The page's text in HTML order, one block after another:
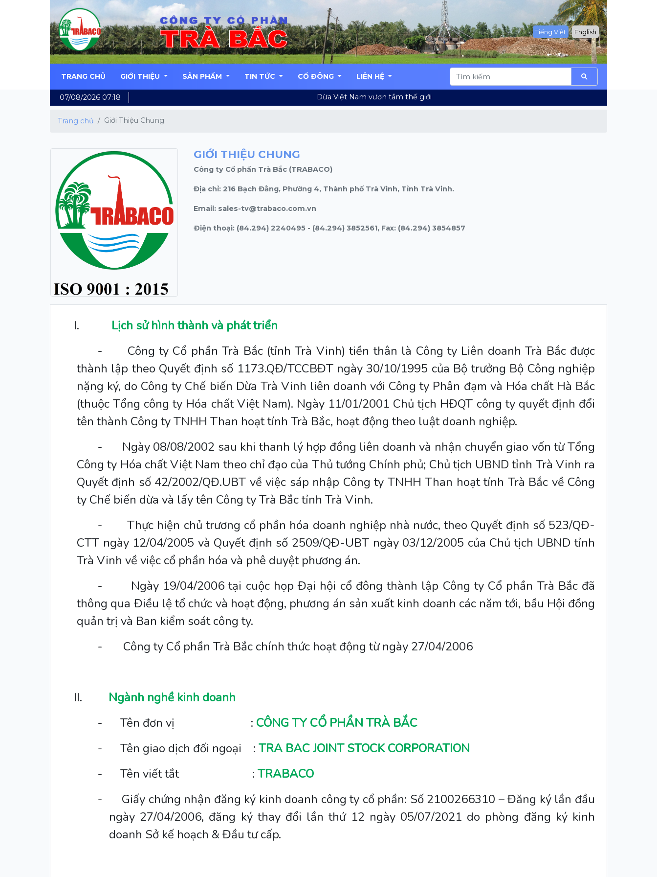
Tiếng Việt English
TRANG CHỦ GIỚI THIỆU SẢN PHẨM TIN TỨC CỔ ĐÔNG LIÊN HỆ
07/08/2026 07:18 Dừa Việt Nam vươn tầm thế giới
Trang chủ Giới Thiệu Chung
GIỚI THIỆU CHUNG
Công ty Cổ phần Trà Bắc (TRABACO)
Địa chỉ: 216 Bạch Đằng, Phường 4, Thành phố Trà Vinh, Tỉnh Trà Vinh.
Email: sales-tv@trabaco.com.vn
Ðiện thoại: (84.294) 2240495 - (84.294) 3852561, Fax: (84.294) 3854857
I.
Lịch sử hình thành và phát triển
-
Công ty Cổ phần Trà Bắc (tỉnh Trà Vinh) tiền thân là Công ty Liên doanh Trà Bắc được
thành lập theo Quyết định số 1173.QĐ/TCCBĐT ngày 30/10/1995 của Bộ trưởng Bộ Công nghiệp
nặng ký, do Công ty Chế biến Dừa Trà Vinh liên doanh với Công ty Phân đạm và Hóa chất Hà Bắc
(thuộc Tổng công ty Hóa chất Việt Nam). Ngày 11/01/2001 Chủ tịch HĐQT công ty quyết định đổi
tên thành Công ty TNHH Than hoạt tính Trà Bắc, hoạt động theo luật doanh nghiệp.
-
Ngày 08/08/2002 sau khi thanh lý hợp đồng liên doanh và nhận chuyển giao vốn từ Tổng
Công ty Hóa chất Việt Nam theo chỉ đạo của Thủ tướng Chính phủ; Chủ tịch UBND tỉnh Trà Vinh ra
Quyết định số 42/2002/QĐ.UBT về việc sáp nhập Công ty TNHH Than hoạt tính Trà Bắc về Công
ty Chế biến dừa và lấy tên Công ty Trà Bắc tỉnh Trà Vinh.
-
Thực hiện chủ trương cổ phần hóa doanh nghiệp nhà nước, theo Quyết định số 523/QĐ-
CTT ngày 12/04/2005 và Quyết định số 2509/QĐ-UBT ngày 03/12/2005 của Chủ tịch UBND tỉnh
Trà Vinh về việc cổ phần hóa và phê duyệt phương án.
-
Ngày 19/04/2006 tại cuộc họp Đại hội cổ đông thành lập Công ty Cổ phần Trà Bắc đã
thông qua Điều lệ tổ chức và hoạt động, phương án sản xuất kinh doanh các năm tới, bầu Hội đồng
quản trị và Ban kiểm soát công ty.
-
Công ty Cổ phần Trà Bắc chính thức hoạt động từ ngày 27/04/2006
II.
Ngành nghề kinh doanh
-
Tên đơn vị : CÔNG TY CỔ PHẦN TRÀ BẮC
-
Tên giao dịch đối ngoại : TRA BAC JOINT STOCK CORPORATION
-
Tên viết tắt : TRABACO
-
Giấy chứng nhận đăng ký kinh doanh công ty cổ phần: Số 2100266310 – Đăng ký lần đầu
ngày 27/04/2006, đăng ký thay đổi lần thứ 12 ngày 05/07/2021 do phòng đăng ký kinh
doanh Sở kế hoạch & Đầu tư cấp.